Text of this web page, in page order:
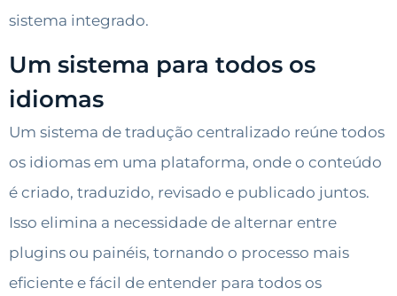
sistema integrado.
Um sistema para todos os
idiomas
Um sistema de tradução centralizado reúne todos
os idiomas em uma plataforma, onde o conteúdo
é criado, traduzido, revisado e publicado juntos.
Isso elimina a necessidade de alternar entre
plugins ou painéis, tornando o processo mais
eficiente e fácil de entender para todos os